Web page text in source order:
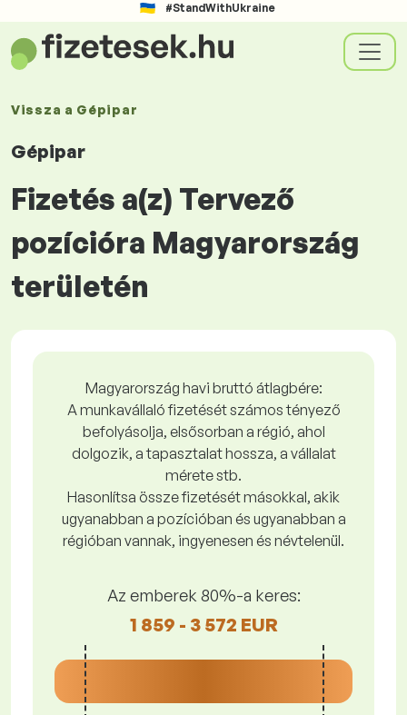
#StandWithUkraine
Vissza a Gépipar
Gépipar
Fizetés a(z) Tervező
pozícióra Magyarország
területén
Magyarország havi bruttó átlagbére:
A munkavállaló fizetését számos tényező
befolyásolja, elsősorban a régió, ahol
dolgozik, a tapasztalat hossza, a vállalat
mérete stb.
Hasonlítsa össze fizetését másokkal, akik
ugyanabban a pozícióban és ugyanabban a
régióban vannak, ingyenesen és névtelenül.
Az emberek 80%-a keres:
1 859 - 3 572 EUR